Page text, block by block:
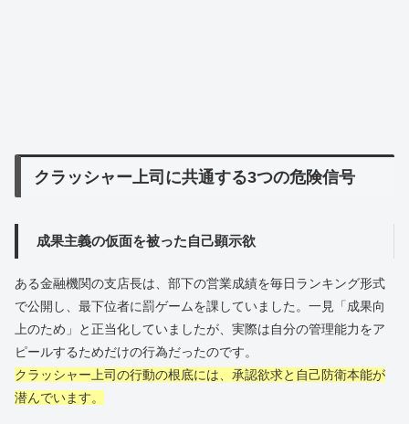
クラッシャー上司に共通する3つの危険信号
成果主義の仮面を被った自己顕示欲
ある金融機関の支店長は、部下の営業成績を毎日ランキング形式
で公開し、最下位者に罰ゲームを課していました。一見「成果向
上のため」と正当化していましたが、実際は自分の管理能力をア
ピールするためだけの行為だったのです。
クラッシャー上司の行動の根底には、承認欲求と自己防衛本能が
潜んでいます。